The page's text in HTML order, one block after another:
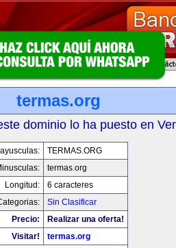
termas.org
dominio lo ha puesto en
TERMAS.ORG
termas.org
Longitud:
6 caracteres
Sin Clasificar
Precio:
Realizar una oferta!
Visitar!
termas.org